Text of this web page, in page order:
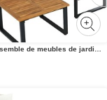
AIORBER Ensemble de meubles de jardin, salon dangle, canapé + table basse + tabouret de pied, tube dacier galvanisé,plateau de table en acacia, pour jardins, piscines, beige